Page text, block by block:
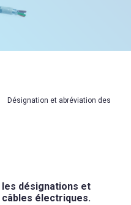
Désignation et abréviation des
désignations et
électriques.